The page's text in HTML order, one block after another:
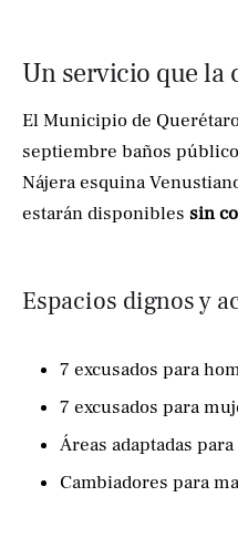
Un servicio que la
El Municipio de
septiembre baños
Nájera esquina
estarán disponibles sin
Espacios dignos y
7 excusados para
7 excusados para
Áreas adaptadas
Cambiadores para